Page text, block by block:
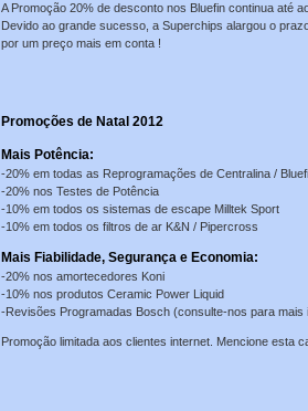
A Promoção 20% de desconto nos Bluefin continua até
Devido ao grande sucesso, a Superchips alargou o
por um preço mais em conta !
Promoções de Natal 2012
Mais Potência:
-20% em todas as Reprogramações de Centralina /
-20% nos Testes de Potência
-10% em todos os sistemas de escape Milltek Sport
-10% em todos os filtros de ar K&N / Pipercross
Mais Fiabilidade, Segurança e Economia:
-20% nos amortecedores Koni
-10% nos produtos Ceramic Power Liquid
-Revisões Programadas Bosch (consulte-nos para
Promoção limitada aos clientes internet. Mencione esta